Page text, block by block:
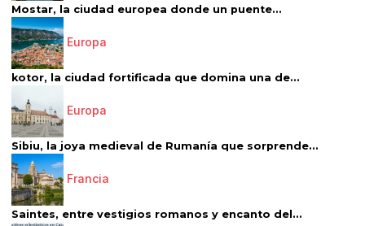
Mostar, la ciudad europea donde un puente...
Europa
kotor, la ciudad fortificada que domina una de...
Europa
Sibiu, la joya medieval de Rumanía que sorprende...
Francia
Saintes, entre vestigios romanos y encanto del...